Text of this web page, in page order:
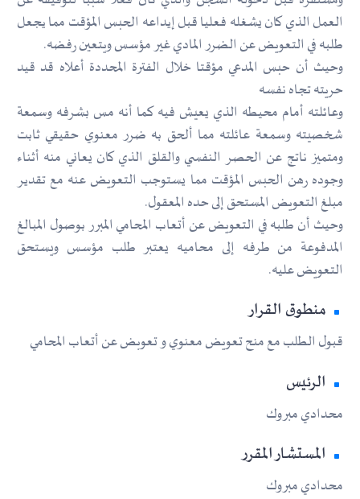
العمل الذي كان يشغله فعليا قبل إيداعه الحبس المؤقت مما يجعل
طلبه في التعويض عن الضرر المادي غير مؤسس ويتعين رفضه.
وحيث أن حبس المدعي مؤقتا خلال الفترة المحددة أعلاه قد قيد
حريته تجاه نفسه
وعائلته أمام محيطه الذي يعيش فيه كما أنه مس بشرفه وسمعة
شخصيته وسمعة عائلته مما ألحق به ضرر معنوي حقيقي ثابت
ومتميز ناتج عن الحصر النفسي والقلق الذي كان يعاني منه أثناء
وجوده رهن الحبس المؤقت مما يستوجب التعويض عنه مع تقدير
مبلغ التعويض المستحق إلى حده المعقول.
وحيث أن طلبه في التعويض عن أتعاب المحامي المبرر بوصول المبالغ
المدفوعة من طرفه إلى محاميه يعتبر طلب مؤسس ويستحق
التعويض عليه.
منطوق القرار
قبول الطلب مع منح تعويض معنوي و تعوبض عن أتعاب المحامي
الرئيس
محدادي مبروك
المستشار المقرر
محدادي مبروك